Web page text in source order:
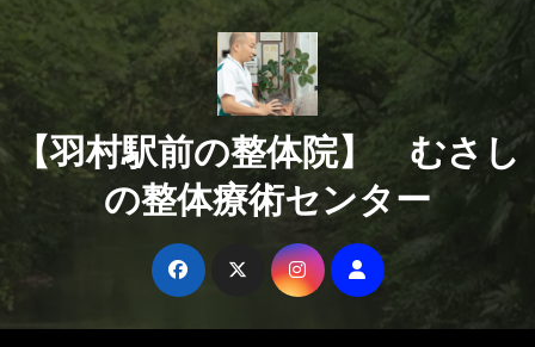
【羽村駅前の整体院】 むさし
の整体療術センター